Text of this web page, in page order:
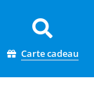
Carte cadeau